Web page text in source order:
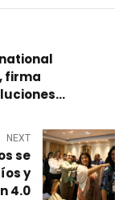
firma
NEXT
se
y
4.0